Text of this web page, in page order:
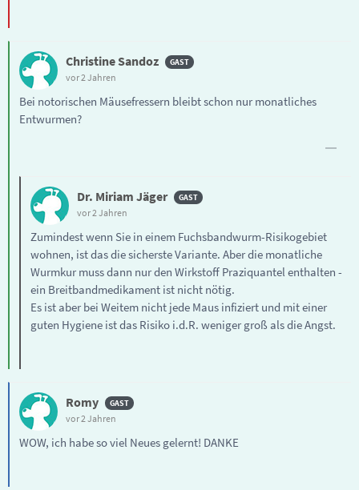
Christine Sandoz
vor 2 Jahren
Bei notorischen Mäusefressern bleibt schon nur monatliches
Entwurmen?
Dr. Miriam Jäger
vor 2 Jahren
Zumindest wenn Sie in einem Fuchsbandwurm-Risikogebiet
wohnen, ist das die sicherste Variante. Aber die monatliche
Wurmkur muss dann nur den Wirkstoff Praziquantel enthalten -
ein Breitbandmedikament ist nicht nötig.
Es ist aber bei Weitem nicht jede Maus infiziert und mit einer
guten Hygiene ist das Risiko i.d.R. weniger groß als die Angst.
Romy
vor 2 Jahren
WOW, ich habe so viel Neues gelernt! DANKE